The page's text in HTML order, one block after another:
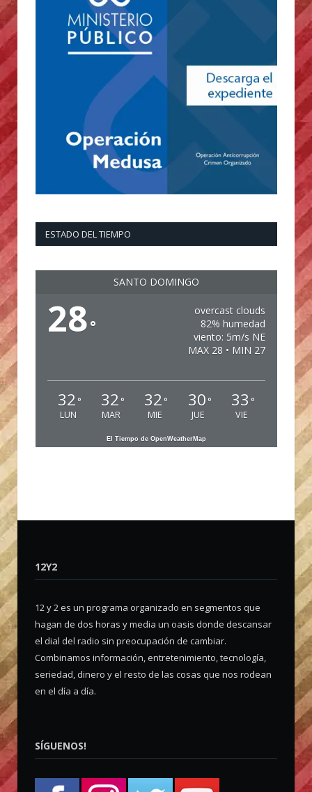
ESTADO DEL TIEMPO
SANTO DOMINGO
28°
overcast clouds
82% humedad
viento: 5m/s NE
MAX 28 • MIN 27
32 °
LUN
32 °
MAR
32 °
MIE
30 °
JUE
33 °
VIE
El Tiempo de OpenWeatherMap
12Y2
12 y 2 es un programa organizado en segmentos que
hagan de dos horas y media un oasis donde descansar
el dial del radio sin preocupación de cambiar.
Combinamos información, entretenimiento, tecnología,
seriedad, dinero y el resto de las cosas que nos rodean
en el día a día.
SÍGUENOS!